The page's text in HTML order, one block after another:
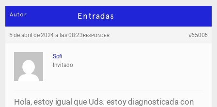
Autor Entradas
5 de abril de 2024 a las 08:23 #65006
RESPONDER
Sofi
Invitado
Hola, estoy igual que Uds. estoy diagnosticada con